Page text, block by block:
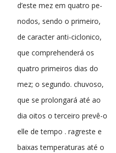
d’este mez em quatro pe-
nodos, sendo o primeiro,
de caracter anti-ciclonico,
que comprehenderá os
quatro primeiros dias do
mez; o segundo. chuvoso,
que se prolongará até ao
dia oitos o terceiro prevê-o
elle de tempo . ragreste e
baixas temperaturas até o